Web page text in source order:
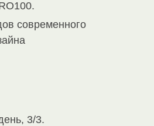
современного
3/3.